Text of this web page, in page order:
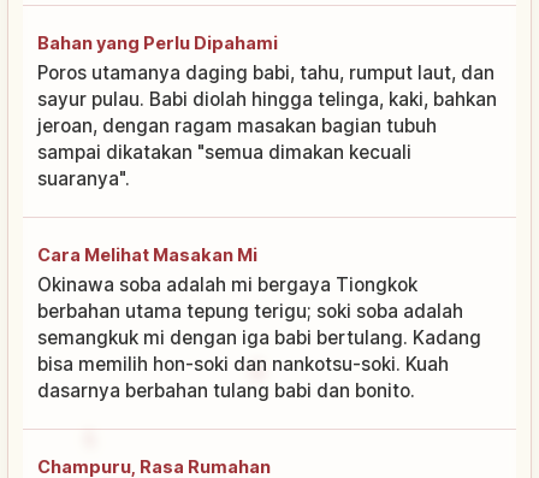
Bahan yang Perlu Dipahami
Poros utamanya daging babi, tahu, rumput laut, dan
sayur pulau. Babi diolah hingga telinga, kaki, bahkan
jeroan, dengan ragam masakan bagian tubuh
sampai dikatakan "semua dimakan kecuali
suaranya".
Cara Melihat Masakan Mi
Okinawa soba adalah mi bergaya Tiongkok
berbahan utama tepung terigu; soki soba adalah
semangkuk mi dengan iga babi bertulang. Kadang
bisa memilih hon-soki dan nankotsu-soki. Kuah
dasarnya berbahan tulang babi dan bonito.
Champuru, Rasa Rumahan